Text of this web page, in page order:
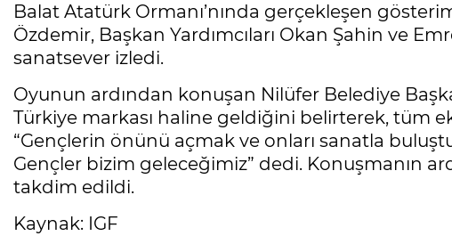
Balat Atatürk Ormanı’nında gerçekleşen
Özdemir, Başkan Yardımcıları Okan Şahin ve
sanatsever izledi.
Oyunun ardından konuşan Nilüfer Belediye
Türkiye markası haline geldiğini belirterek, tüm
“Gençlerin önünü açmak ve onları sanatla
Gençler bizim geleceğimiz” dedi. Konuşmanın
takdim edildi.
Kaynak: IGF